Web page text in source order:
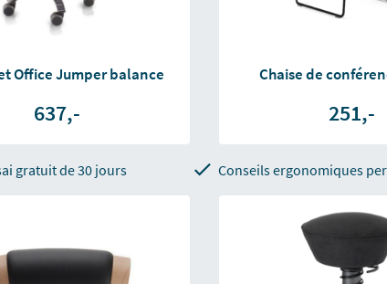
Office Jumper balance
637,-
Chaise de
251,-
gratuit de 30 jours Conseils ergonomiques